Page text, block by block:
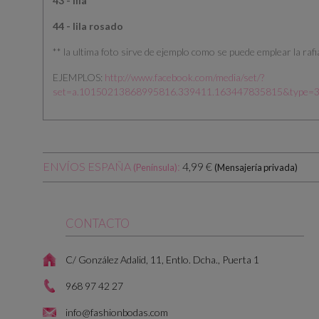
44 - lila rosado
** la ultima foto sirve de ejemplo como se puede emplear la
EJEMPLOS: http://www.facebook.com/media/set/?
set=a.10150213868995816.339411.163447835815&type=3
ENVÍOS ESPAÑA (Península): 4,99 € (Mensajería privada)
CONTACTO
C/ González Adalid, 11, Entlo. Dcha., Puerta 1
968 97 42 27
info@fashionbodas.com